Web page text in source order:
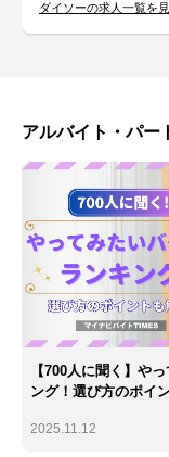
ダイソーの求人一覧を
アルバイト・パー
【700人に聞く】や
ング！選び方のポイ
2025.11.12